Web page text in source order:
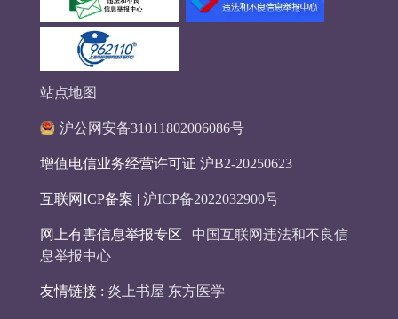
站点地图
沪公网安备31011802006086号
增值电信业务经营许可证 沪B2-20250623
互联网ICP备案 | 沪ICP备2022032900号
网上有害信息举报专区 | 中国互联网违法和不良信
息举报中心
友情链接 : 炎上书屋 东方医学